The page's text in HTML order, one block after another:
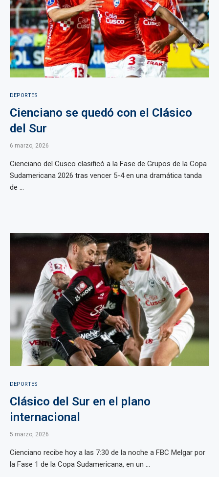
DEPORTES
Cienciano se quedó con el Clásico
del Sur
6 marzo, 2026
Cienciano del Cusco clasificó a la Fase de Grupos de la Copa
Sudamericana 2026 tras vencer 5-4 en una dramática tanda
de ...
DEPORTES
Clásico del Sur en el plano
internacional
5 marzo, 2026
Cienciano recibe hoy a las 7:30 de la noche a FBC Melgar por
la Fase 1 de la Copa Sudamericana, en un ...